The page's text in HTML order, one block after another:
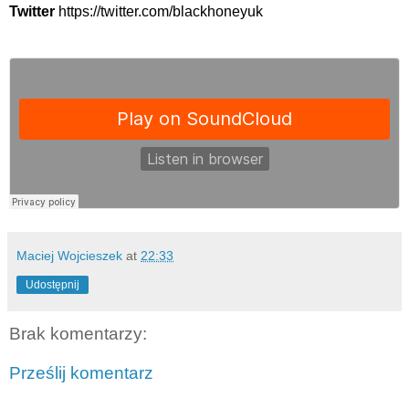
Twitter https://twitter.com/blackhoneyuk
Maciej Wojcieszek at 22:33
Udostępnij
Brak komentarzy:
Prześlij komentarz